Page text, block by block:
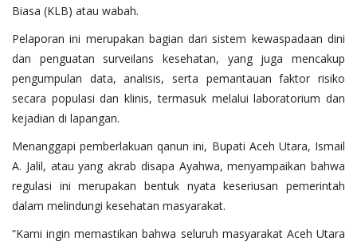
Biasa (KLB) atau wabah.
Pelaporan ini merupakan bagian dari sistem kewaspadaan dini
dan penguatan surveilans kesehatan, yang juga mencakup
pengumpulan data, analisis, serta pemantauan faktor risiko
secara populasi dan klinis, termasuk melalui laboratorium dan
kejadian di lapangan.
Menanggapi pemberlakuan qanun ini, Bupati Aceh Utara, Ismail
A. Jalil, atau yang akrab disapa Ayahwa, menyampaikan bahwa
regulasi ini merupakan bentuk nyata keseriusan pemerintah
dalam melindungi kesehatan masyarakat.
“Kami ingin memastikan bahwa seluruh masyarakat Aceh Utara